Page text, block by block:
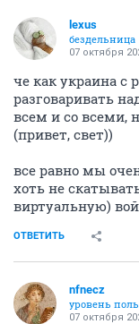
lexus
бездельница
07 октября
че как украина с
разговаривать
всем и со всеми,
(привет, свет))
все равно мы
хоть не
виртуальную)
ОТВЕТИТЬ
nfnecz
уровень
07 октября